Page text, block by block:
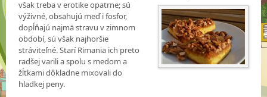
však treba v erotikeopatrne; sú
výživné, obsahujú meď i fosfor,
dopĺňajú najmä stravu v zimnom
období, sú však najhoršie
stráviteľné. Starí Rimania ich preto
radšej varili a spolu s medom a
žĺtkami dôkladne mixovali do
hladkej peny.